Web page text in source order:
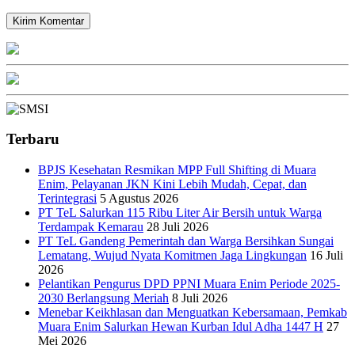
Terbaru
BPJS Kesehatan Resmikan MPP Full Shifting di Muara
Enim, Pelayanan JKN Kini Lebih Mudah, Cepat, dan
Terintegrasi 5 Agustus 2026
PT TeL Salurkan 115 Ribu Liter Air Bersih untuk Warga
Terdampak Kemarau 28 Juli 2026
PT TeL Gandeng Pemerintah dan Warga Bersihkan Sungai
Lematang, Wujud Nyata Komitmen Jaga Lingkungan 16 Juli
2026
Pelantikan Pengurus DPD PPNI Muara Enim Periode 2025-
2030 Berlangsung Meriah 8 Juli 2026
Menebar Keikhlasan dan Menguatkan Kebersamaan, Pemkab
Muara Enim Salurkan Hewan Kurban Idul Adha 1447 H 27
Mei 2026